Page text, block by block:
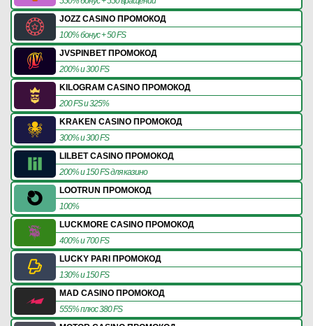
JOZZ CASINO ПРОМОКОД
100% бонус + 50 FS
JVSPINBET ПРОМОКОД
200% и 300 FS
KILOGRAM CASINO ПРОМОКОД
200 FS и 325%
KRAKEN CASINO ПРОМОКОД
300% и 300 FS
LILBET CASINO ПРОМОКОД
200% и 150 FS для казино
LOOTRUN ПРОМОКОД
100%
LUCKMORE CASINO ПРОМОКОД
400% и 700 FS
LUCKY PARI ПРОМОКОД
130% и 150 FS
MAD CASINO ПРОМОКОД
555% плюс 380 FS